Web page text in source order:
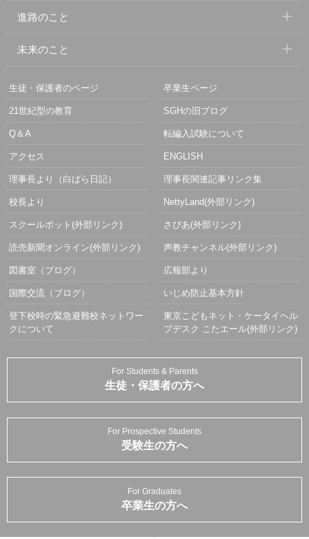
進路のこと
未来のこと
生徒・保護者のページ 卒業生ページ
21世紀型の教育 SGHの旧ブログ
Q＆A 転編入試験について
アクセス ENGLISH
理事長より（白ばら日記） 理事長関連記事リンク集
校長より NettyLand(外部リンク)
スクールポット(外部リンク) さぴあ(外部リンク)
読売新聞オンライン(外部リンク) 声教チャンネル(外部リンク)
図書室（ブログ） 広報部より
国際交流（ブログ） いじめ防止基本方針
登下校時の緊急避難校ネットワー
クについて
東京こどもネット・ケータイヘル
プデスク こたエール(外部リンク)
For Students & Parents
生徒・保護者の方へ
For Prospective Students
受験生の方へ
For Graduates
卒業生の方へ